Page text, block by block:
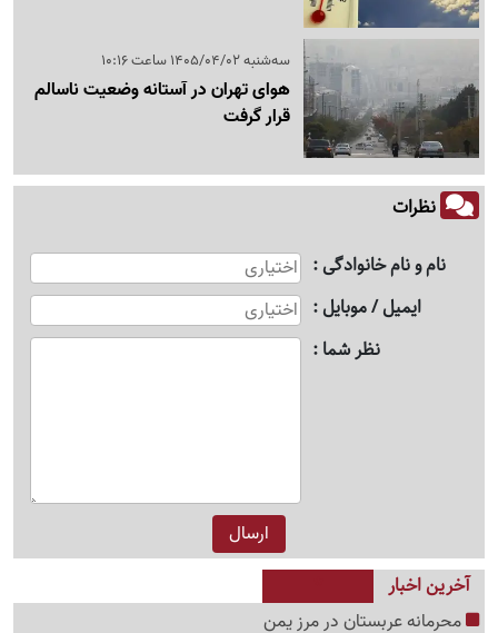
سه‌شنبه 1405/04/02 ساعت 10:16
هوای تهران در آستانه وضعیت ناسالم
قرار گرفت
نظرات
نام و نام خانوادگی
ایمیل / موبایل
نظر شما
آخرین اخبار
محرمانه عربستان در مرز یمن